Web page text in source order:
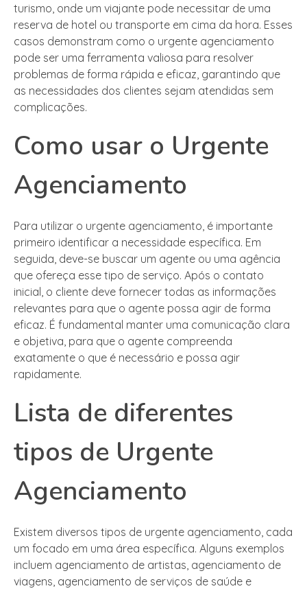
turismo, onde um viajante pode necessitar de uma
reserva de hotel ou transporte em cima da hora. Esses
casos demonstram como o urgente agenciamento
pode ser uma ferramenta valiosa para resolver
problemas de forma rápida e eficaz, garantindo que
as necessidades dos clientes sejam atendidas sem
complicações.
Como usar o Urgente
Agenciamento
Para utilizar o urgente agenciamento, é importante
primeiro identificar a necessidade específica. Em
seguida, deve-se buscar um agente ou uma agência
que ofereça esse tipo de serviço. Após o contato
inicial, o cliente deve fornecer todas as informações
relevantes para que o agente possa agir de forma
eficaz. É fundamental manter uma comunicação clara
e objetiva, para que o agente compreenda
exatamente o que é necessário e possa agir
rapidamente.
Lista de diferentes
tipos de Urgente
Agenciamento
Existem diversos tipos de urgente agenciamento, cada
um focado em uma área específica. Alguns exemplos
incluem agenciamento de artistas, agenciamento de
viagens, agenciamento de serviços de saúde e